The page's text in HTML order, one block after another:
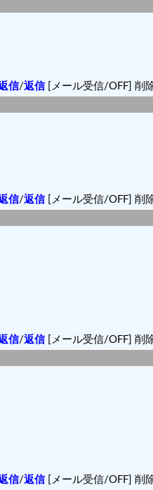
信/返信[メール受信/OFF] 削
信/返信[メール受信/OFF] 削
信/返信[メール受信/OFF] 削
信/返信[メール受信/OFF] 削